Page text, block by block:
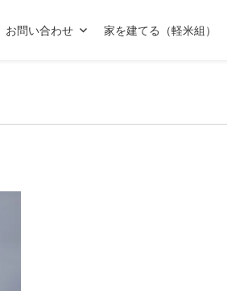
お問い合わせ 家を建てる（軽米組）